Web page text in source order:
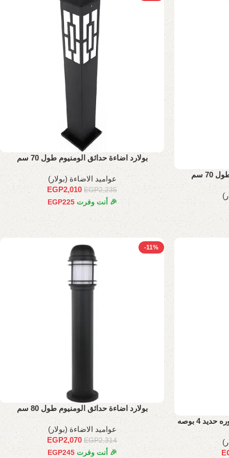
70 سم
بولارد اضاءة حدائق الومنيوم طول 70 سم
عواميد الاضاءة (بولار)
EGP2,235
EGP2,010
🎉 أنت وفرت EGP225
بولارد اضاءة حدائق الومنيوم ماسوره حديد 4 بوصه
-11%
بولارد اضاءة حدائق الومنيوم طول 80 سم
عواميد الاضاءة (بولار)
EGP2,314
EGP2,070
🎉 أنت وفرت EGP245